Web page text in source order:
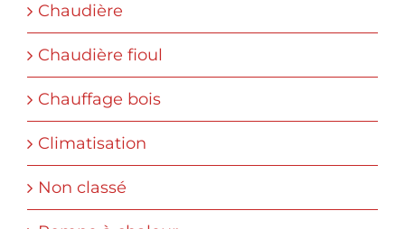
Chaudière
Chaudière fioul
Chauffage bois
Climatisation
Non classé